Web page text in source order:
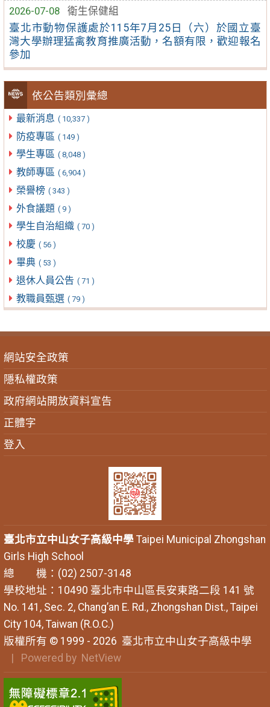
2026-07-08
衛生保健組
臺北市動物保護處於115年7月25日（六）於國立臺
灣大學辦理猛禽教育推廣活動，名額有限，歡迎報名
參加
依公告類別彙總
最新消息 ( 10,337 )
防疫專區 ( 149 )
學生專區 ( 8,048 )
教師專區 ( 6,904 )
榮譽榜 ( 343 )
外食議題 ( 9 )
學生自治組織 ( 70 )
校慶 ( 56 )
畢典 ( 53 )
退休人員公告 ( 71 )
教職員甄選 ( 79 )
網站安全政策
隱私權政策
政府網站開放資料宣告
正體字
登入
臺北市立中山女子高級中學Taipei Municipal Zhongshan
Girls High School
總 機：(02) 2507-3148
學校地址：10490 臺北市中山區長安東路二段 141 號
No. 141, Sec. 2, Chang’an E. Rd., Zhongshan Dist., Taipei
City 104, Taiwan (R.O.C.)
版權所有 © 1999 - 2026 臺北市立中山女子高級中學
| Powered by NetView